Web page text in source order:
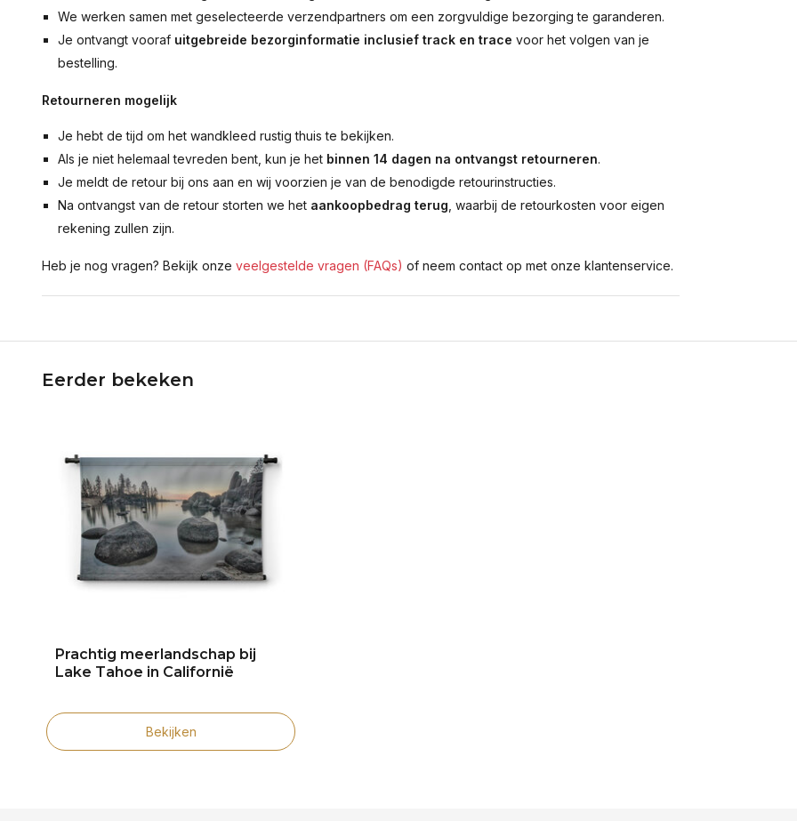
We werken samen met geselecteerde verzendpartners om een zorgvuldige bezorging te garanderen.
Je ontvangt vooraf uitgebreide bezorginformatie inclusief track en trace voor het volgen van je
bestelling.
Retourneren mogelijk
Je hebt de tijd om het wandkleed rustig thuis te bekijken.
Als je niet helemaal tevreden bent, kun je het binnen 14 dagen na ontvangst retourneren.
Je meldt de retour bij ons aan en wij voorzien je van de benodigde retourinstructies.
Na ontvangst van de retour storten we het aankoopbedrag terug , waarbij de retourkosten voor eigen
rekening zullen zijn.
Heb je nog vragen? Bekijk onze veelgestelde vragen (FAQs) of neem contact op met onze klantenservice.
Eerder bekeken
Prachtig meerlandschap bij
Lake Tahoe in Californië
Bekijken